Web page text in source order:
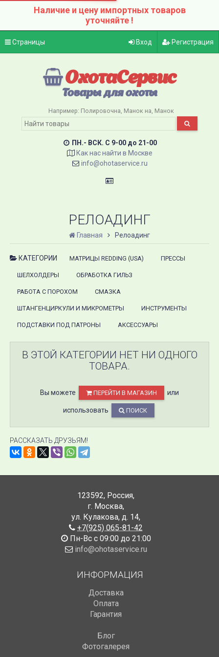
Наличие и цену импортных товаров
уточняйте !
Страницы Вход Регистрация
ОхотаСервис
Товары для охоты
Например: Полировочна Манок на Манок
ПН.- ВСК. C 9-00 до 21-00
Как нас найти в Москве
info@ohotaservice.ru
РЕЛОАДИНГ
Главная Релоадинг
КАТЕГОРИИ МАТРИЦЫ REDDING (USA) ПРЕССЫ
ШЕЛХОЛДЕРЫ ОБРАБОТКА ГИЛЬЗ
РАБОТА С ПОРОХОМ СМАЗКА
ШТАНГЕНЦИРКУЛИ И МИКРОМЕТРЫ ИНСТРУМЕНТЫ
ПОДСТАВКИ ПОД ПАТРОНЫ АКСЕССУАРЫ
В ЭТОЙ КАТЕГОРИИ НЕТ НИ ОДНОГО
ТОВАРА.
Вы можете ПЕРЕЙТИ В МАГАЗИН или
использовать ПОИСК
РАССКАЗАТЬ ДРУЗЬЯМ!
123592, Россия,
г. Москва,
ул. Кулакова, д. 14,
+7(925) 065-81-42
Пн-Вс с 09:00 до 21:00
info@ohotaservice.ru
ИНФОРМАЦИЯ
Доставка
Оплата
Гарантия
Блог
Фотогалерея